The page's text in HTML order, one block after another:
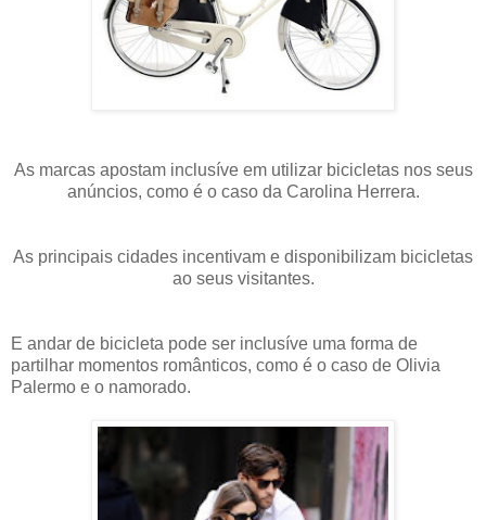
As marcas apostam inclusíve em utilizar bicicletas nos seus
anúncios, como é o caso da Carolina Herrera.
As principais cidades incentivam e disponibilizam bicicletas
ao seus visitantes.
E andar de bicicleta pode ser inclusíve uma forma de
partilhar momentos românticos, como é o caso de Olivia
Palermo e o namorado.